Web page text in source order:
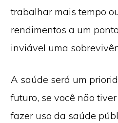
trabalhar mais tempo
rendimentos a um
inviável uma
A saúde será um
futuro, se você não
fazer uso da saúde